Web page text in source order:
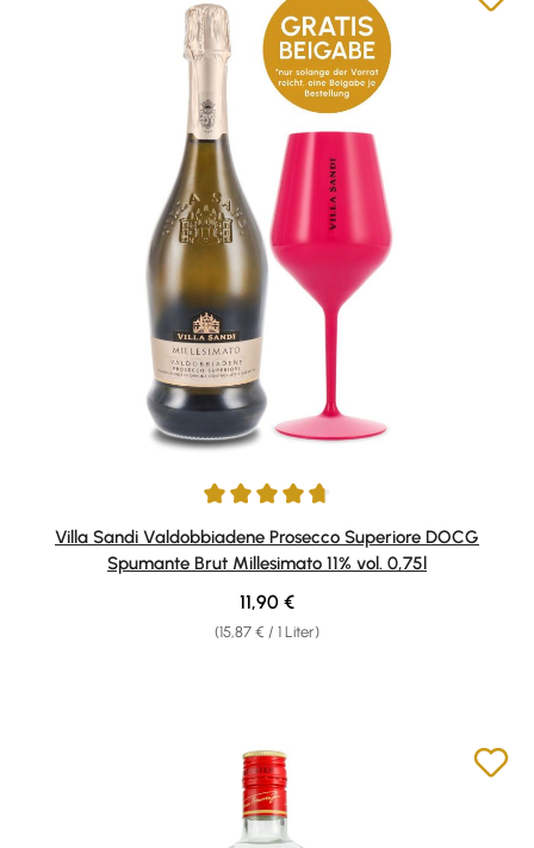
Durchschnittliche Bewertung von 4.79 von 5 Sternen
Villa Sandi Valdobbiadene Prosecco Superiore DOCG
Spumante Brut Millesimato 11% vol. 0,75l
(15,87 € / 1 Liter)
Regulärer Preis:
11,90 €